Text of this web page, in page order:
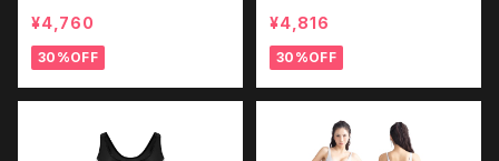
¥4,760
30%OFF
スーツ
¥4,816
30%OFF